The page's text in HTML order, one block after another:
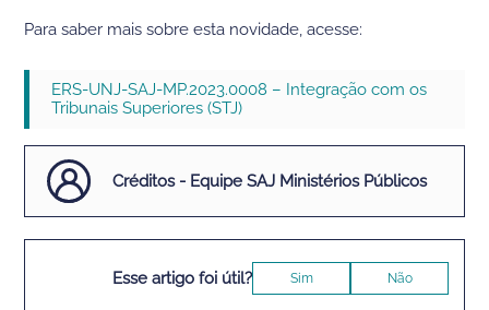
Para saber mais sobre esta novidade, acesse:
ERS-UNJ-SAJ-MP.2023.0008 – Integração com os
Tribunais Superiores (STJ)
Créditos - Equipe SAJ Ministérios Públicos
Esse artigo foi útil? Sim Não